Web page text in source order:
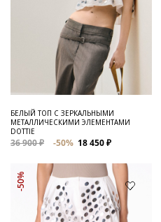
БЕЛЫЙ ТОП С ЗЕРКАЛЬНЫМИ
МЕТАЛЛИЧЕСКИМИ ЭЛЕМЕНТАМИ
DOTTIE
36 900 ₽ -50% 18 450 ₽
-50%